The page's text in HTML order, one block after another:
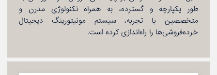
طور یكپارچه و گسترده، به همراه تكنولوژی مدرن و
متخصصین با تجربه، سیستم مونیتورینگ دیجیتال
خرده‌فروشی‌ها را راه‌اندازی كرده است.